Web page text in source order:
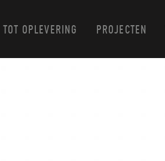
OPLEVERING PROJECTEN